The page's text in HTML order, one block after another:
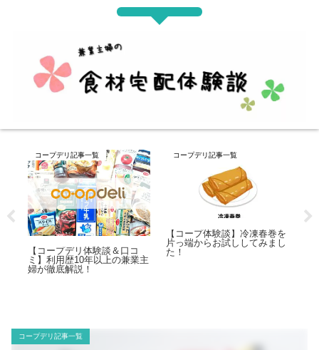
コープデリ記事一覧
【コープデリ体験談＆口コ
ミ】利用歴10年以上の兼業主
婦が徹底解説！
コープデリ記事一覧
【コープ体験談】冷凍春巻を
片っ端からお試ししてみまし
た！
コープデリ記事一覧